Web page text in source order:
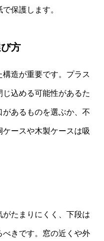
保護します。
方
造が重要です。プラス
込める可能性があるた
あるものを選ぶか、不
ースや木製ケースは吸
たまりにくく、下段は
きです。窓の近くや外